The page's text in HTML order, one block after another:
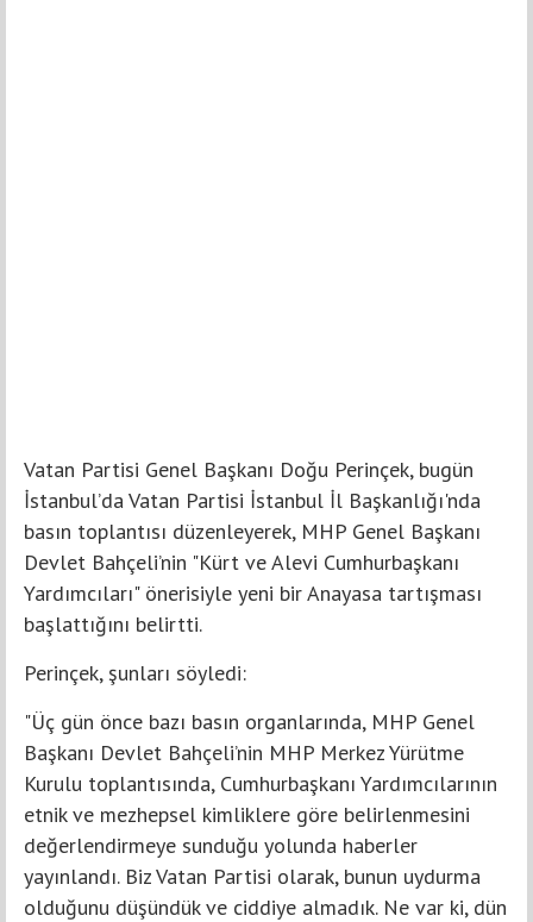
Vatan Partisi Genel Başkanı Doğu Perinçek, bugün
İstanbul’da Vatan Partisi İstanbul İl Başkanlığı'nda
basın toplantısı düzenleyerek, MHP Genel Başkanı
Devlet Bahçeli’nin "Kürt ve Alevi Cumhurbaşkanı
Yardımcıları" önerisiyle yeni bir Anayasa tartışması
başlattığını belirtti.
Perinçek, şunları söyledi:
"Üç gün önce bazı basın organlarında, MHP Genel
Başkanı Devlet Bahçeli’nin MHP Merkez Yürütme
Kurulu toplantısında, Cumhurbaşkanı Yardımcılarının
etnik ve mezhepsel kimliklere göre belirlenmesini
değerlendirmeye sunduğu yolunda haberler
yayınlandı. Biz Vatan Partisi olarak, bunun uydurma
olduğunu düşündük ve ciddiye almadık. Ne var ki, dün